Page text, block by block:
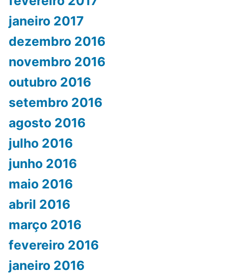
janeiro 2017
dezembro 2016
novembro 2016
outubro 2016
setembro 2016
agosto 2016
julho 2016
junho 2016
maio 2016
abril 2016
março 2016
fevereiro 2016
janeiro 2016